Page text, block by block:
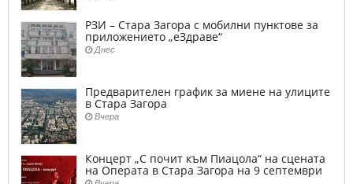
РЗИ – Стара Загора с мобилни пунктове за
приложението „еЗдраве“
Днес
Предварителен график за миене на улиците
в Стара Загора
Вчера
Концерт „С почит към Пиацола“ на сцената
на Операта в Стара Загора на 9 септември